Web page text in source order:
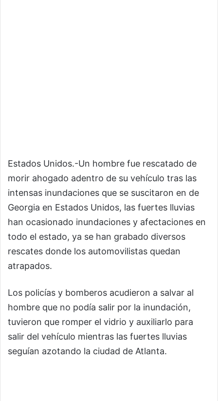
Estados Unidos.-Un hombre fue rescatado de
morir ahogado adentro de su vehículo tras las
intensas inundaciones que se suscitaron en de
Georgia en Estados Unidos, las fuertes lluvias
han ocasionado inundaciones y afectaciones en
todo el estado, ya se han grabado diversos
rescates donde los automovilistas quedan
atrapados.
Los policías y bomberos acudieron a salvar al
hombre que no podía salir por la inundación,
tuvieron que romper el vidrio y auxiliarlo para
salir del vehículo mientras las fuertes lluvias
seguían azotando la ciudad de Atlanta.